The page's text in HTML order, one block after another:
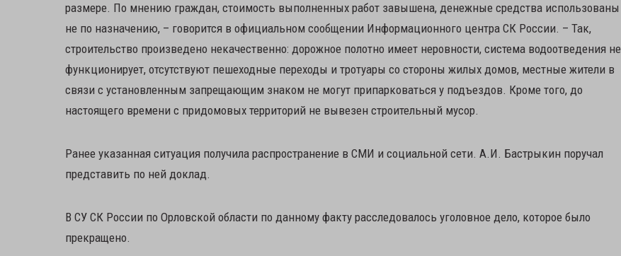
размере. По мнению граждан, стоимость выполненных работ завышена, денежные средства использованы
не по назначению, – говорится в официальном сообщении Информационного центра СК России. – Так,
строительство произведено некачественно: дорожное полотно имеет неровности, система водоотведения не
функционирует, отсутствуют пешеходные переходы и тротуары со стороны жилых домов, местные жители в
связи с установленным запрещающим знаком не могут припарковаться у подъездов. Кроме того, до
настоящего времени с придомовых территорий не вывезен строительный мусор.
Ранее указанная ситуация получила распространение в СМИ и социальной сети. А.И. Бастрыкин поручал
представить по ней доклад.
В СУ СК России по Орловской области по данному факту расследовалось уголовное дело, которое было
прекращено.